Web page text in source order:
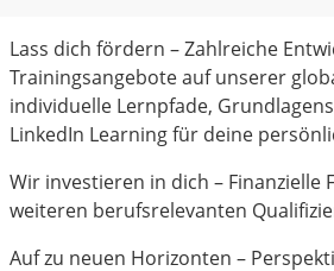
Lass dich fördern – Zahlreiche
Trainingsangebote auf unserer
individuelle Lernpfade,
LinkedIn Learning für deine
Wir investieren in dich – Finanzielle
weiteren berufsrelevanten
Auf zu neuen Horizonten –